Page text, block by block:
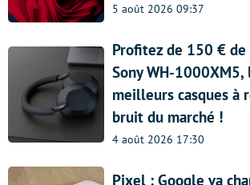
5 août 2026 09:37
Profitez de 150 €
Sony WH-1000XM5,
meilleurs casques à
bruit du marché !
4 août 2026 17:30
Pixel : Google va